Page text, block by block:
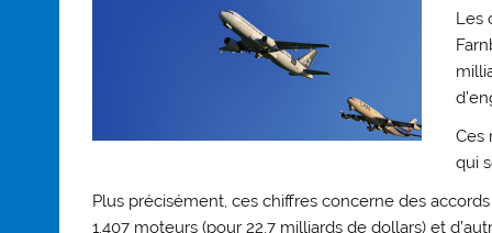
Les
Ces
qui
Plus précisément, ces chiffres concerne des
1.407 moteurs (pour 22,7 milliards de dollars) et